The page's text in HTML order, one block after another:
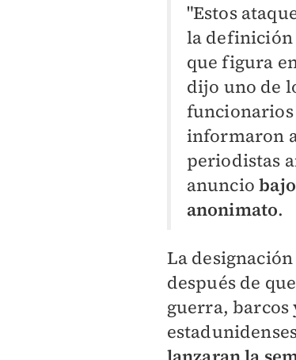
"Estos
la
que figura
dijo uno de
funcionarios
informaron
periodistas
anuncio
anonimato.
La
después de
guerra,